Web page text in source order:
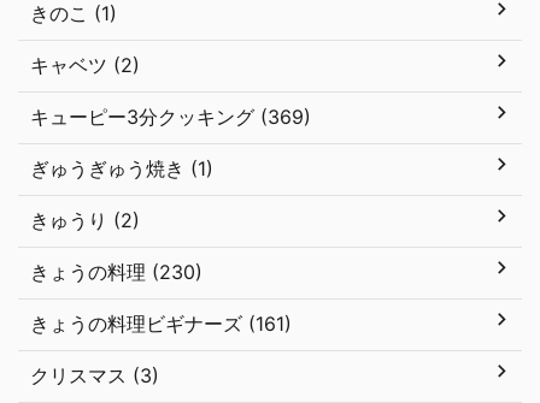
きのこ (1)
キャベツ (2)
キューピー3分クッキング (369)
ぎゅうぎゅう焼き (1)
きゅうり (2)
きょうの料理 (230)
きょうの料理ビギナーズ (161)
クリスマス (3)